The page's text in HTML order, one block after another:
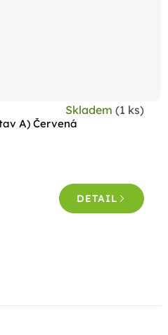
A) Červená
Skladem (1 ks)
DETAIL